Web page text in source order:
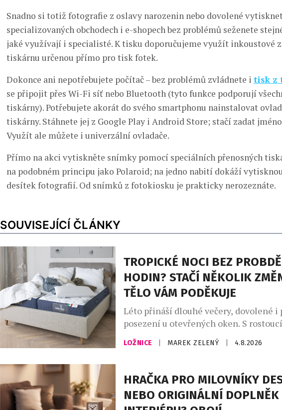
Snadno si totiž fotografie z oslavy narozenin nebo dovolené vytisknete
specializovaných obchodech i e-shopech bez problémů seženete
jaké využívají i specialisté. K tisku doporučujeme využít inkoustové
tiskárnu určenou přímo pro tisk fotek.
Dokonce ani nepotřebujete počítač – bez problémů zvládnete i tisk z
se připojit přes Wi-Fi síť nebo Bluetooth (tyto funkce podporují
tiskárny). Potřebujete akorát do svého smartphonu nainstalovat
tiskárny. Stáhnete jej z Google Play i Android Store; stačí zadat jméno
Využít ale můžete i univerzální ovladače.
Přímo na akci vytiskněte snímky pomocí speciálních přenosných
na podobném principu jako Polaroid; na jedno nabití dokáží
desítek fotografií. Od snímků z fotokiosku je prakticky nerozeznáte.
SOUVISEJÍCÍ ČLÁNKY
TROPICKÉ NOCI BEZ
HODIN? STAČÍ NĚKOLIK ZMĚN
TĚLO VÁM PODĚKUJE
Léto přináší dlouhé večery, dovolené i
posezení u otevřených oken. S
ale přichází i méně vítaná stránka
neklidné noci. Převalování v posteli,
A ráno? Místo odpočinku přichází
teploty totiž ovlivňují nejen to, jak
ale i […]
LOŽNICE MAREK ZELENÝ 4.8.2026
HRAČKA PRO MILOVNÍKY
NEBO ORIGINÁLNÍ DOPLNĚK